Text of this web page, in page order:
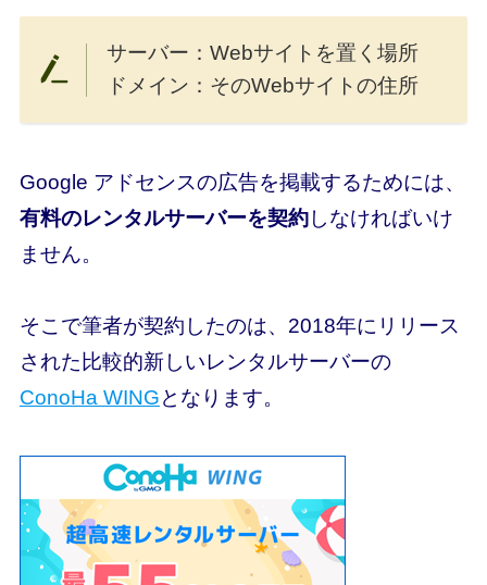
サーバー：Webサイトを置く場所
ドメイン：そのWebサイトの住所
Google アドセンスの広告を掲載するためには、
有料のレンタルサーバーを契約しなければいけ
ません。
そこで筆者が契約したのは、2018年にリリース
された比較的新しいレンタルサーバーの
ConoHa WINGとなります。